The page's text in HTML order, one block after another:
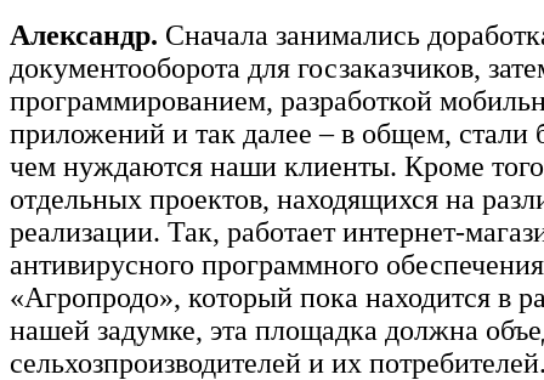
Александр. Сначала занимались
документооборота для госзаказчиков,
программированием, разработкой
приложений и так далее – в общем, стали
чем нуждаются наши клиенты. Кроме
отдельных проектов, находящихся на
реализации. Так, работает интернет-
антивирусного программного
«Агропродо», который пока находится в
нашей задумке, эта площадка должна
сельхозпроизводителей и их